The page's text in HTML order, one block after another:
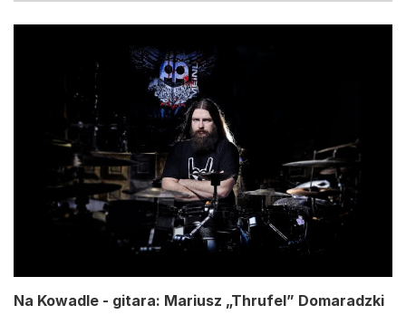
Na Kowadle - gitara: Mariusz „Thrufel” Domaradzki